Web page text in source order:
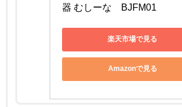
器 むしーな　BJFM01
楽天市場で見る
Amazonで見る